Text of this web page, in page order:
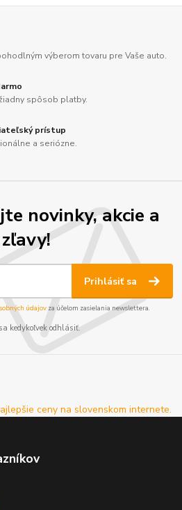
výberom tovaru pre Vaše auto.
spôsob platby.
prístup
a seriózne.
novinky, akcie a
zľavy!
Prihlásiť sa
údajov za účelom zasielania newslettera.
kedykoľvek odhlásiť.